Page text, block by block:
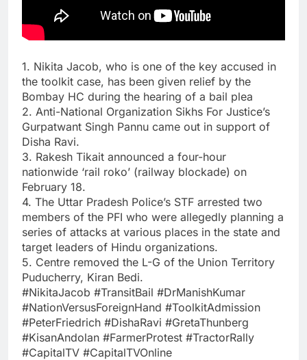
1. Nikita Jacob, who is one of the key accused in
the toolkit case, has been given relief by the
Bombay HC during the hearing of a bail plea
2. Anti-National Organization Sikhs For Justice’s
Gurpatwant Singh Pannu came out in support of
Disha Ravi.
3. Rakesh Tikait announced a four-hour
nationwide ‘rail roko’ (railway blockade) on
February 18.
4. The Uttar Pradesh Police’s STF arrested two
members of the PFI who were allegedly planning a
series of attacks at various places in the state and
target leaders of Hindu organizations.
5. Centre removed the L-G of the Union Territory
Puducherry, Kiran Bedi.
#NikitaJacob​ #TransitBail​ #DrManishKumar​
#NationVersusForeignHand​ #ToolkitAdmission​
#PeterFriedrich​ #DishaRavi​ #GretaThunberg​
#KisanAndolan​ #FarmerProtest​ #TractorRally​
#CapitalTV​ #CapitalTVOnline